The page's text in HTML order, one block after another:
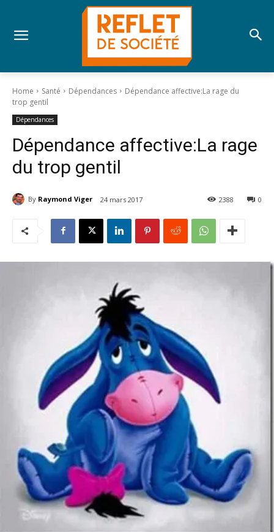
Home Santé Dépendances
Dépendance affective:La rage du
trop gentil
Dépendances
Dépendance affective:La rage
du trop gentil
By Raymond Viger 24 mars 2017 0
2388